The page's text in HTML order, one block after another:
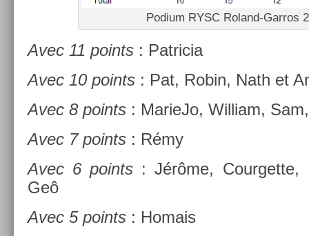
Podium RYSC Roland-Garros
Avec 11 points : Pat­ricia
Avec 10 points : Pat, Robin, Nath et
Avec 8 points : MarieJo, Wil­liam,
Avec 7 points : Rémy
Avec 6 points : Jérôme,
Geô
Avec 5 points : Homais